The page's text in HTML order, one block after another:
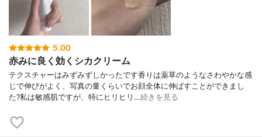
5.00
赤みに良く効くシカクリーム
テクスチャーはみずみずしかったです香りは薬草のようなさわやかな感
じで伸びがよく、写真の量くらいでお顔全体に伸ばすことができまし
た?私は敏感肌ですが、特にヒリヒリ…続きを見る